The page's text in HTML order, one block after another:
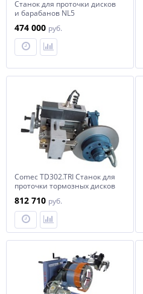
Станок для проточки дисков
и барабанов NL5
474 000 руб.
Comec TD302.TRI Станок для
проточки тормозных дисков
снятия
812 710 руб.